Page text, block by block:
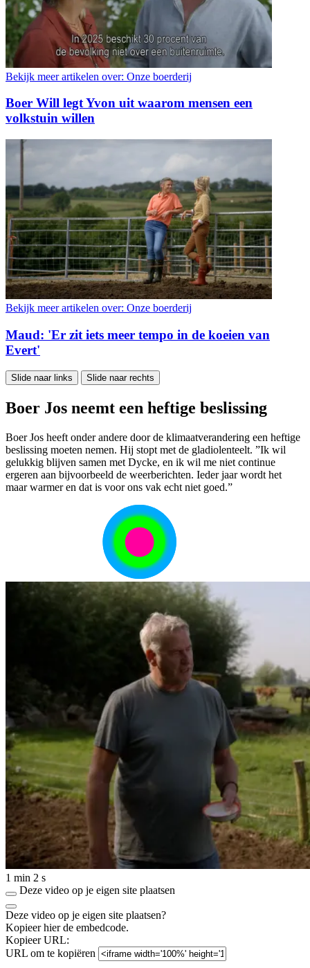
Bekijk meer artikelen over: Onze boerderij
Boer Will legt Yvon uit waarom mensen een
volkstuin willen
Bekijk meer artikelen over: Onze boerderij
Maud: 'Er zit iets meer tempo in de koeien van
Evert'
Slide naar links Slide naar rechts
Boer Jos neemt een heftige beslissing
Boer Jos heeft onder andere door de klimaatverandering een heftige
beslissing moeten nemen. Hij stopt met de gladiolenteelt. ”Ik wil
gelukkig blijven samen met Dycke, en ik wil me niet continue
ergeren aan bijvoorbeeld de weerberichten. Ieder jaar wordt het
maar warmer en dat is voor ons vak echt niet goed.”
1 min 2 s
Deze video op je eigen site plaatsen
Deze video op je eigen site plaatsen?
Kopieer hier de embedcode.
Kopieer URL:
URL om te kopiëren